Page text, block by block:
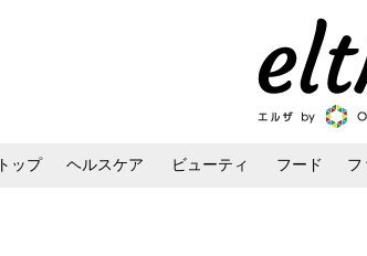
トップ ヘルスケア ビューティ フード フ